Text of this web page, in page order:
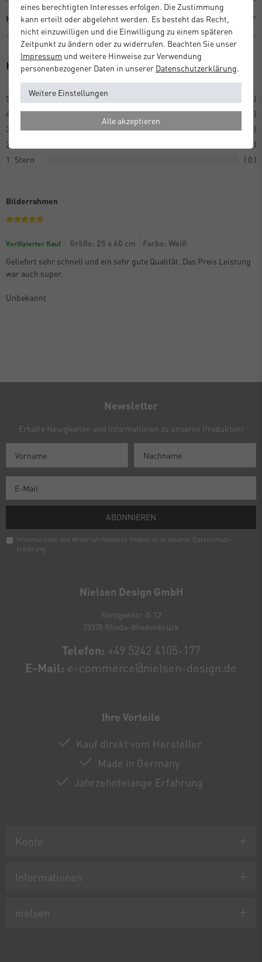
Hersteller Informationen
Kundenrezensionen(1)
5
4
3
2
0
1
0
Bilderrahmen
Verifizierter Kauf Größe: 25 x 60 cm
Farbe: Weiß
Geliefert sehr schnell und ein sehr gute Qualität. Das Preis Leistung
war auch super.
Unbekannt
Nielsen Design GmbH
Röntgenstr. 8-12
33378 Rheda-Wiedenbrück
Telefon: +49 5242 4105-177
E-Mail: e-commerce@nielsen-design.de
Ihre Vorteile
Kauf direkt vom Hersteller
Made in Germany
Jahrzehntelange Erfahrung
Konto
Informationen
nielsen
Newsletter
Erhalte Neuigkeiten und Informationen zu unseren Produkten!
ABONNIEREN
Informationen und Widerrufshinweise findest du in unserer Daten­schutz­
erklärung
eines berechtigten Interesses erfolgen. Die Zustimmung
kann erteilt oder abgelehnt werden. Es besteht das Recht,
nicht einzuwilligen und die Einwilligung zu einem späteren
Zeitpunkt zu ändern oder zu widerrufen. Beachten Sie unser
Impressum und weitere Hinweise zur Verwendung
personenbezogener Daten in unserer Daten­schutz­erklärung
Weitere Einstellungen
Alle akzeptieren